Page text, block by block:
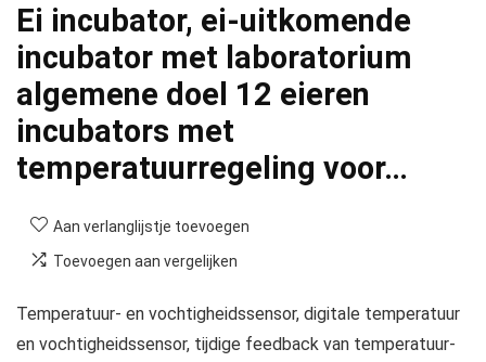
Ei incubator, ei-uitkomende
incubator met laboratorium
algemene doel 12 eieren
incubators met
temperatuurregeling voor…
Aan verlanglijstje toevoegen
Toevoegen aan vergelijken
Temperatuur- en vochtigheidssensor, digitale temperatuur
en vochtigheidssensor, tijdige feedback van temperatuur-